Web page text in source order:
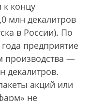
к концу
млн декалитров
в России). По
предприятие
производства —
декалитров.
акций или
не